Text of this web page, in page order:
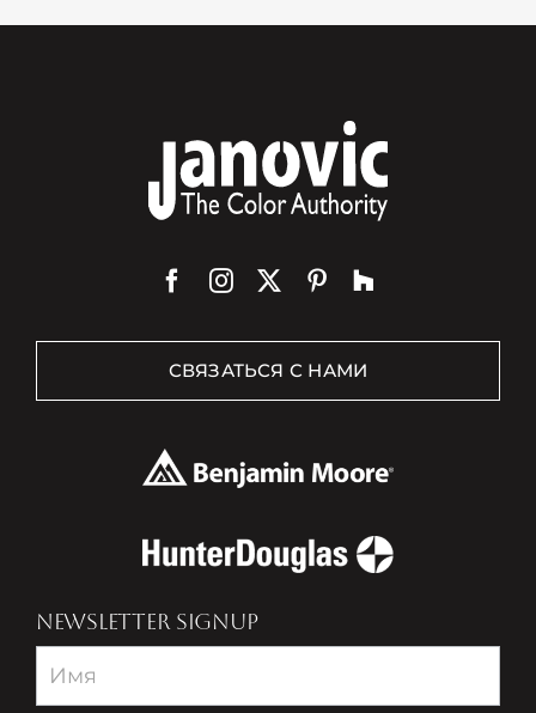
СВЯЗАТЬСЯ С НАМИ
NEWSLETTER SIGNUP
Newsletter